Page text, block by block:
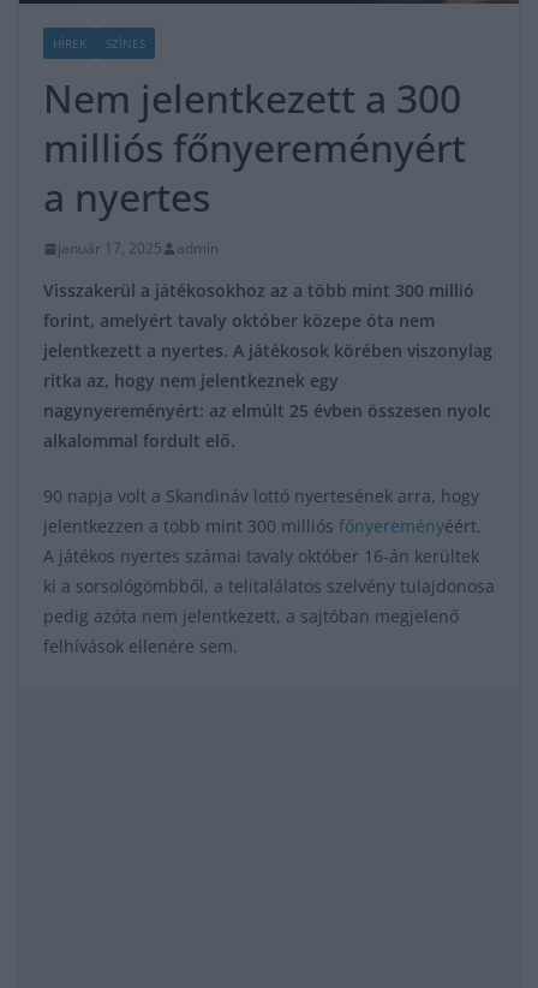
HÍREK SZÍNES
Nem jelentkezett a 300
milliós főnyereményért
a nyertes
január 17, 2025 admin
Visszakerül a játékosokhoz az a több mint 300 millió
forint, amelyért tavaly október közepe óta nem
jelentkezett a nyertes. A játékosok körében viszonylag
ritka az, hogy nem jelentkeznek egy
nagynyereményért: az elmúlt 25 évben összesen nyolc
alkalommal fordult elő.
90 napja volt a Skandináv lottó nyertesének arra, hogy
jelentkezzen a több mint 300 milliós főnyereményéért.
A játékos nyertes számai tavaly október 16-án kerültek
ki a sorsológömbből, a telitalálatos szelvény tulajdonosa
pedig azóta nem jelentkezett, a sajtóban megjelenő
felhívások ellenére sem.